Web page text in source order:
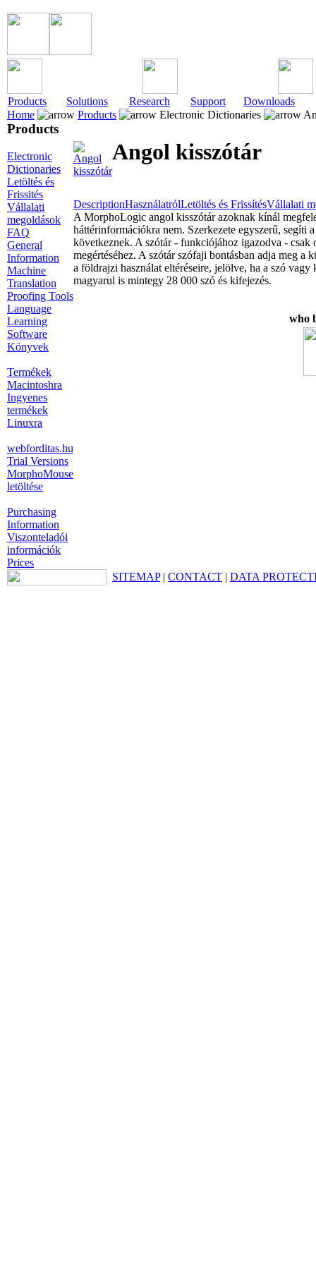
Products Solutions Research Support
Downloads
Home
Products Electronic Dictionaries
Products
Electronic
Dictionaries
Letöltés és
Frissités
Vállalati
megoldások
FAQ
General
Information
Machine
Translation
Proofing Tools
Language
Learning
Software
Könyvek
Termékek
Macintoshra
Ingyenes
termékek
Linuxra
webforditas.hu
Trial Versions
MorphoMouse
letöltése
Purchasing
Information
Viszonteladói
információk
Prices
Angol kisszótár
DescriptionHasználatrólLetöltés és FrissítésVállalati
A MorphoLogic angol kisszótár azoknak kínál
háttérinformációkra nem. Szerkezete egyszerű, segíti
következnek. A szótár - funkciójához igazodva -
megértéséhez. A szótár szófaji bontásban adja meg a
a földrajzi használat eltéréseire, jelölve, ha a szó
magyarul is mintegy 28 000 szó és kifejezés.
who
SITEMAP| CONTACT | DATA